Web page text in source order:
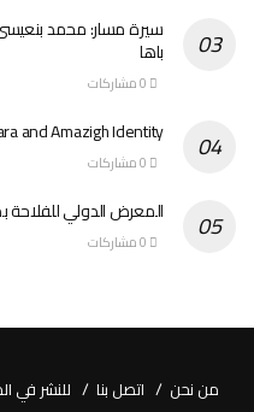
سيرة مسار: محمد بنعيسى
باها
and Amazigh Identity
المعرض الدولي للفلاحة بمكناس 2026 يحتفي
من نحن اتصل بنا للنشر في